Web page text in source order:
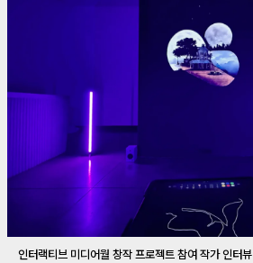
인터랙티브 미디어월 창작 프로젝트 참여 작가 인터뷰